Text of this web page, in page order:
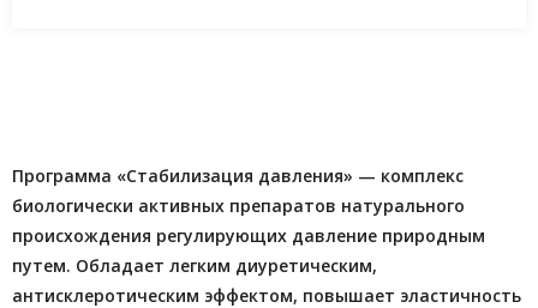
Программа «Стабилизация давления» — комплекс
биологически активных препаратов натурального
происхождения регулирующих давление природным
путем. Обладает легким диуретическим,
антисклеротическим эффектом, повышает эластичность